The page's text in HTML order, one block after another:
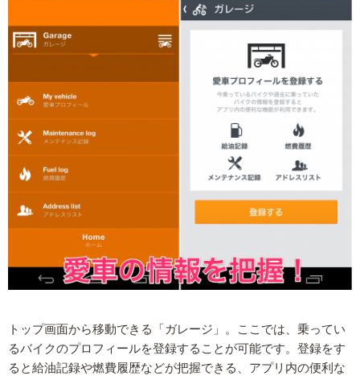
トップ画面から移動できる「ガレージ」。ここでは、乗ってい
るバイクのプロフィールを登録することが可能です。登録をす
ると給油記録や燃費履歴などが把握できる、アプリ内の便利な